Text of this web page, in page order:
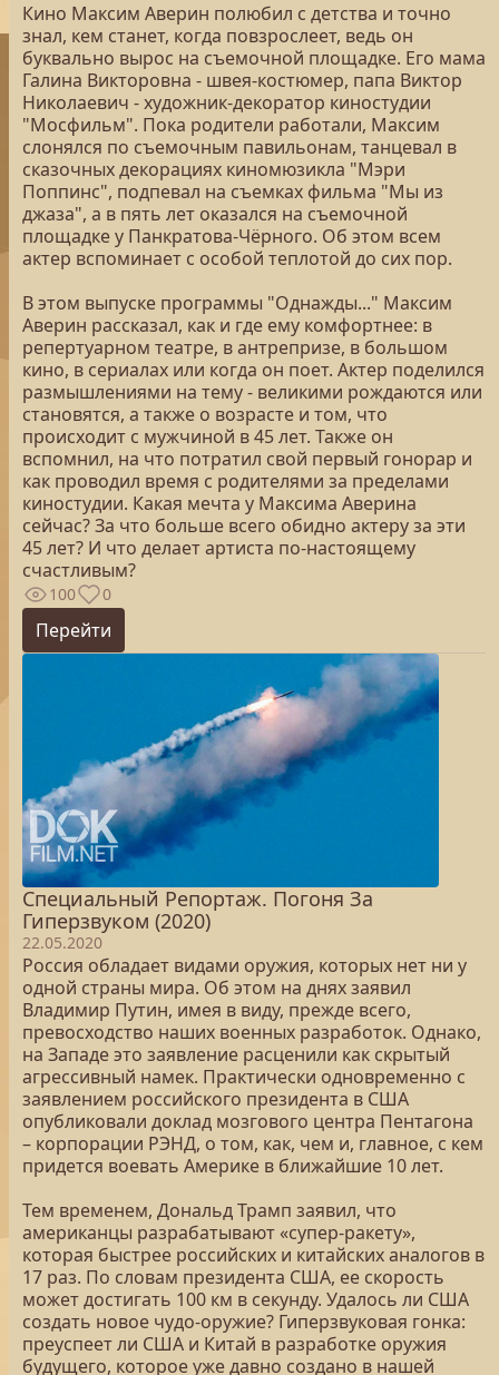
Кино Максим Аверин полюбил с детства и точно
знал, кем станет, когда повзрослеет, ведь он
буквально вырос на съемочной площадке. Его мама
Галина Викторовна - швея-костюмер, папа Виктор
Николаевич - художник-декоратор киностудии
"Мосфильм". Пока родители работали, Максим
слонялся по съемочным павильонам, танцевал в
сказочных декорациях киномюзикла "Мэри
Поппинс", подпевал на съемках фильма "Мы из
джаза", а в пять лет оказался на съемочной
площадке у Панкратова-Чёрного. Об этом всем
актер вспоминает с особой теплотой до сих пор.
В этом выпуске программы "Однажды..." Максим
Аверин рассказал, как и где ему комфортнее: в
репертуарном театре, в антрепризе, в большом
кино, в сериалах или когда он поет. Актер поделился
размышлениями на тему - великими рождаются или
становятся, а также о возрасте и том, что
происходит с мужчиной в 45 лет. Также он
вспомнил, на что потратил свой первый гонорар и
как проводил время с родителями за пределами
киностудии. Какая мечта у Максима Аверина
сейчас? За что больше всего обидно актеру за эти
45 лет? И что делает артиста по-настоящему
счастливым?
100 0
Перейти
Специальный Репортаж. Погоня За
Гиперзвуком (2020)
22.05.2020
Россия обладает видами оружия, которых нет ни у
одной страны мира. Об этом на днях заявил
Владимир Путин, имея в виду, прежде всего,
превосходство наших военных разработок. Однако,
на Западе это заявление расценили как скрытый
агрессивный намек. Практически одновременно с
заявлением российского президента в США
опубликовали доклад мозгового центра Пентагона
– корпорации РЭНД, о том, как, чем и, главное, с кем
придется воевать Америке в ближайшие 10 лет.
Тем временем, Дональд Трамп заявил, что
американцы разрабатывают «супер-ракету»,
которая быстрее российских и китайских аналогов в
17 раз. По словам президента США, ее скорость
может достигать 100 км в секунду. Удалось ли США
создать новое чудо-оружие? Гиперзвуковая гонка:
преуспеет ли США и Китай в разработке оружия
будущего, которое уже давно создано в нашей